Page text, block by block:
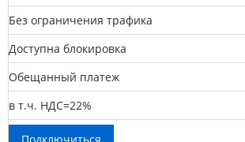
Без ограничения трафика
Доступна блокировка
Обещанный платеж
в т.ч. НДС=22%